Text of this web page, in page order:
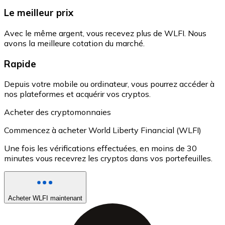
Le meilleur prix
Avec le même argent, vous recevez plus de WLFI. Nous
avons la meilleure cotation du marché.
Rapide
Depuis votre mobile ou ordinateur, vous pourrez accéder à
nos plateformes et acquérir vos cryptos.
Acheter des cryptomonnaies
Commencez à acheter World Liberty Financial (WLFI)
Une fois les vérifications effectuées, en moins de 30
minutes vous recevrez les cryptos dans vos portefeuilles.
Acheter WLFI maintenant